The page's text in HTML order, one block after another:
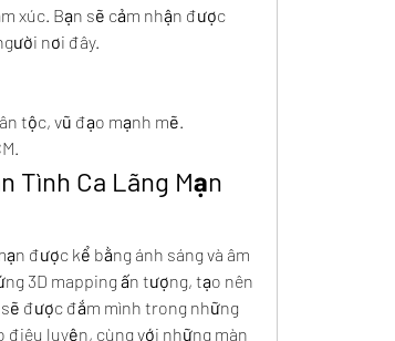
xúc. Bạn sẽ cảm nhận được
nơi đây.
tộc, vũ đạo mạnh mẽ.
Tình Ca Lãng Mạn
được kể bằng ánh sáng và âm
3D mapping ấn tượng, tạo nên
được đắm mình trong những
luyện, cùng với những màn